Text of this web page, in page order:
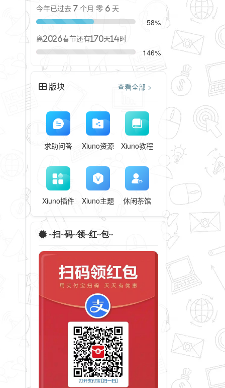
今年已过去 7 个月 零 6 天
58%
离2026春节还有170天14时
146%
版块 查看全部 >
求助问答 Xiuno资源 Xiuno教程
Xiuno插件 Xiuno主题 休闲茶馆
~扫~码~领~红~包~